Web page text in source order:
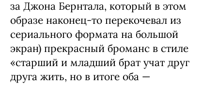
за Джона Бернтала, который в этом
образе наконец-то перекочевал из
сериального формата на большой
экран) прекрасный броманс в стиле
«старший и младший брат учат друг
друга жить, но в итоге оба —